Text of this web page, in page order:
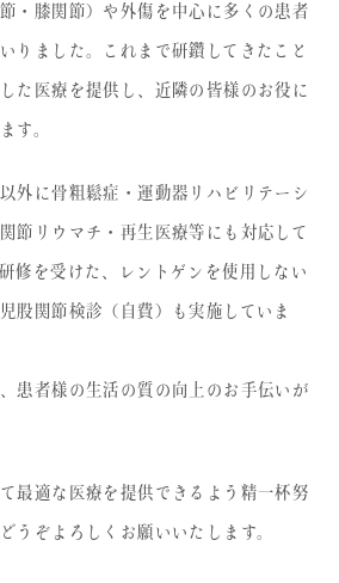
・膝関節）や外傷を中心に多くの患者
りました。これまで研鑽してきたこと
た医療を提供し、近隣の皆様のお役に
す。
外に骨粗鬆症・運動器リハビリテーシ
節リウマチ・再生医療等にも対応して
修を受けた、レントゲンを使用しない
股関節検診（自費）も実施していま
患者様の生活の質の向上のお手伝いが
最適な医療を提供できるよう精一杯努
うぞよろしくお願いいたします。